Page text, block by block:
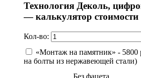
Технология Деколь,
— калькулятор стоимости
Кол-во:
«Монтаж на памятник» - 5800
на болты из нержавеющей стали)
Без фацета